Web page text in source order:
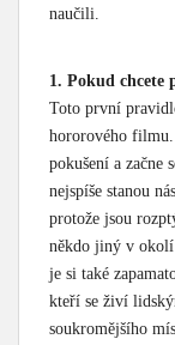
naučili.
1. Pokud chcete
Toto první
hororového
pokušení a začne
nejspíše stanou
protože jsou
někdo jiný v okolí
je si také
kteří se živí
soukromějšího